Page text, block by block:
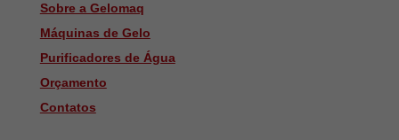
Sobre a Gelomaq
Máquinas de Gelo
Purificadores de Água
Orçamento
Contatos